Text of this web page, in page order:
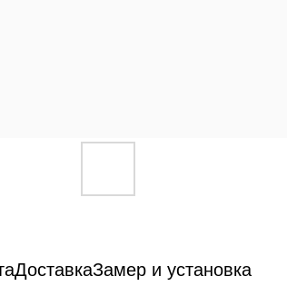
ДоставкаЗамер и установка